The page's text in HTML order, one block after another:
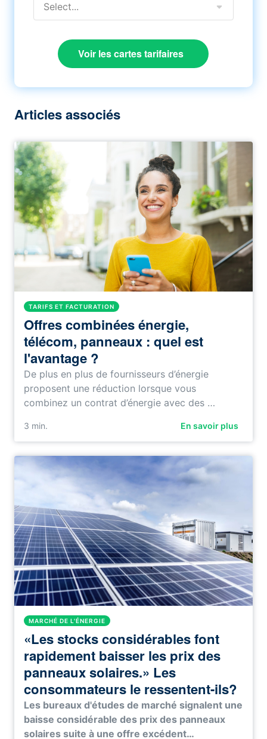
Select...
Voir les cartes tarifaires
Articles associés
TARIFS ET FACTURATION
Offres combinées énergie,
télécom, panneaux : quel est
l'avantage ?
De plus en plus de fournisseurs d’énergie
proposent une réduction lorsque vous
combinez un contrat d’énergie avec des …
3 min. En savoir plus
MARCHÉ DE L'ÉNERGIE
«Les stocks considérables font
rapidement baisser les prix des
panneaux solaires.» Les
consommateurs le ressentent-ils?
Les bureaux d'études de marché signalent une
baisse considérable des prix des panneaux
solaires suite à une offre excédent…